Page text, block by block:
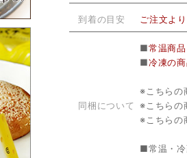
到着の目安 ご注文よ
同梱について
■常温商
■冷凍の
※こちらの
※こちらの
※こちらの
■常温・冷